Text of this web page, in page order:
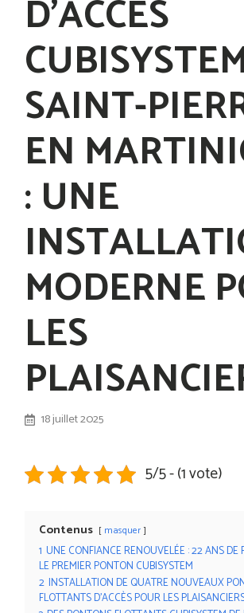
D’ACCÈS
SAINT-
EN
: UNE
MODERNE
LES
18 juillet 2025
5/5 - (1 vote)
Contenus masquer
1 UNE CONFIANCE RENOUVELÉE : 22 ANS DE
LE PREMIER PONTON CUBISYSTEM
2 INSTALLATION DE QUATRE NOUVEAUX
FLOTTANTS D’ACCÈS POUR LES